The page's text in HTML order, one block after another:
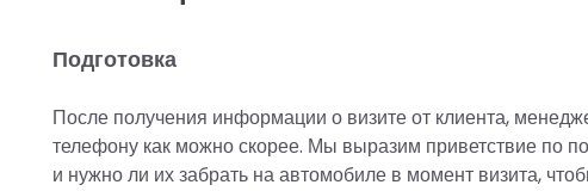
Подготовка
После получения информации о визите от клиента,
телефону как можно скорее. Мы выразим приветствие по
и нужно ли их забрать на автомобиле в момент визита,